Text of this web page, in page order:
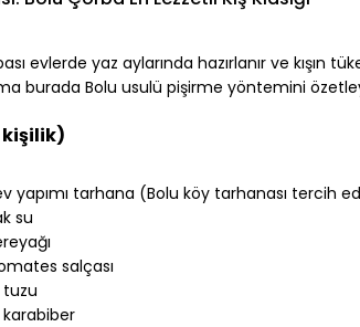
evlerde yaz aylarında hazırlanır ve kışın
burada Bolu usulü pişirme yöntemini
kişilik)
yapımı tarhana (Bolu köy tarhanası tercih
su
salçası
tuzu
karabiber